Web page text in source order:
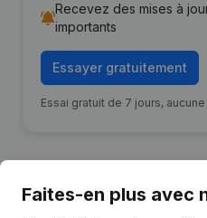
Recevez des mises à
importants
Essayer gratuitement
Essai gratuit de 7 jours,
Faites-en plus avec